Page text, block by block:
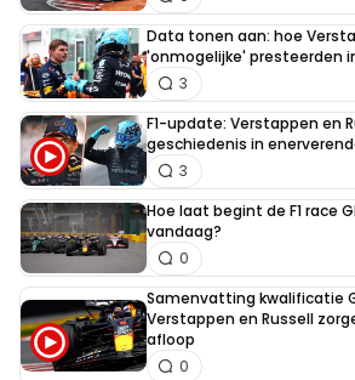
Data tonen aan: hoe
'onmogelijke' presteerden
3
F1-update: Verstappen en
geschiedenis in
3
Hoe laat begint de F1 race
vandaag?
0
Samenvatting kwalificatie
Verstappen en Russell
afloop
0